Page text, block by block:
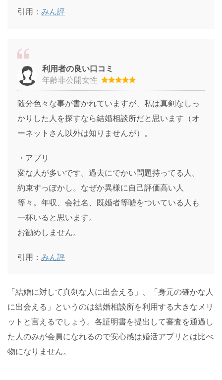
引用： みん評
利用者の良い口コミ
年齢非公開女性
随分色々な事が書かれていますが、私は真剣なしっ
かりした人を探すなら結婚相談所だと思います（オ
ーネットさん以外は知りませんが）。
・アプリ
変な人が多いです。過去にでかい問題持ってる人。
約束すっぽかし。なぜか異様に自己評価高い人
等々。年収、会社名、既婚者等嘘をついている人も
一杯いると思います。
お勧めしません。
引用： みん評
「結婚に対して真剣な人に出会える」、「身元の確かな人
に出会える」というのは結婚相談所を利用する大きなメリ
ットと言えるでしょう。各証明書を提出して審査を通過し
た人のみが会員になれるので安心感は婚活アプリとは比べ
物になりません。